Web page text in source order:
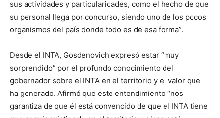
sus actividades y particularidades, como el hecho de que
su personal llega por concurso, siendo uno de los pocos
organismos del país donde todo es de esa forma”.
Desde el INTA, Gosdenovich expresó estar “muy
sorprendido” por el profundo conocimiento del
gobernador sobre el INTA en el territorio y el valor que
ha generado. Afirmó que este entendimiento “nos
garantiza de que él está convencido de que el INTA tiene